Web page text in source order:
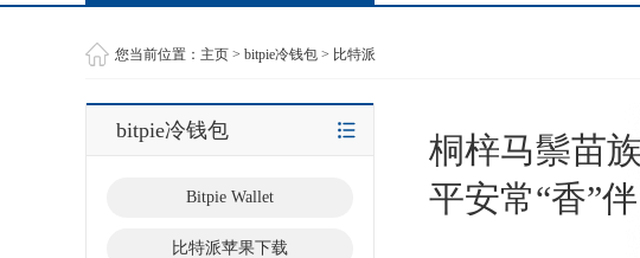
您当前位置： 主页 > bitpie冷钱包 > 比特派
bitpie冷钱包
Bitpie Wallet
比特派苹果下载
桐梓马鬃苗
平安常“香”伴